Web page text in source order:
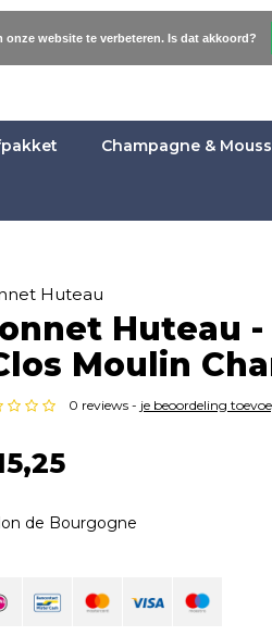
Champagne &
Huteau
Huteau
Moulin
0 reviews - je beoordeling
de Bourgogne
onze website te verbeteren. Is dat akkoord?